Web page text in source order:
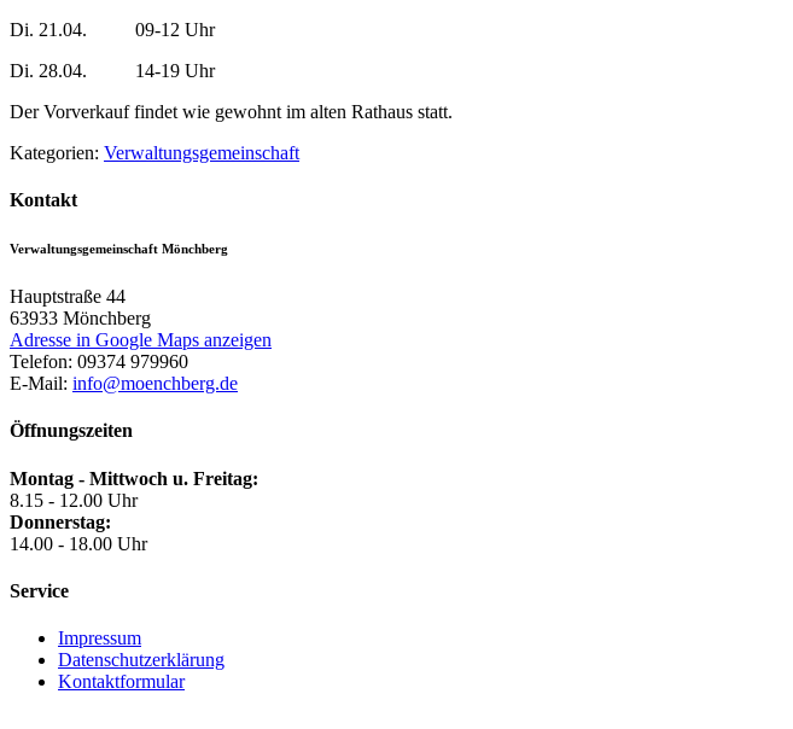
Di. 21.04. 09-12 Uhr
Di. 28.04. 14-19 Uhr
Der Vorverkauf findet wie gewohnt im alten Rathaus statt.
Kategorien: Verwaltungsgemeinschaft
Kontakt
Verwaltungsgemeinschaft Mönchberg
Hauptstraße 44
63933 Mönchberg
Adresse in Google Maps anzeigen
Telefon: 09374 979960
E-Mail: info@moenchberg.de
Öffnungszeiten
Montag - Mittwoch u. Freitag:
8.15 - 12.00 Uhr
Donnerstag:
14.00 - 18.00 Uhr
Service
Impressum
Datenschutzerklärung
Kontaktformular